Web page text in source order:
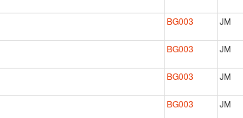
BG003 JM
BG003 JM
BG003 JM
BG003 JM